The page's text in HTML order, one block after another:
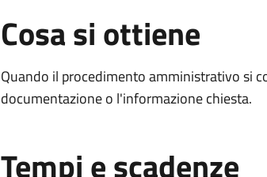
Cosa si ottiene
Quando il procedimento amministrativo si
documentazione o l'informazione chiesta.
Tempi e scadenze